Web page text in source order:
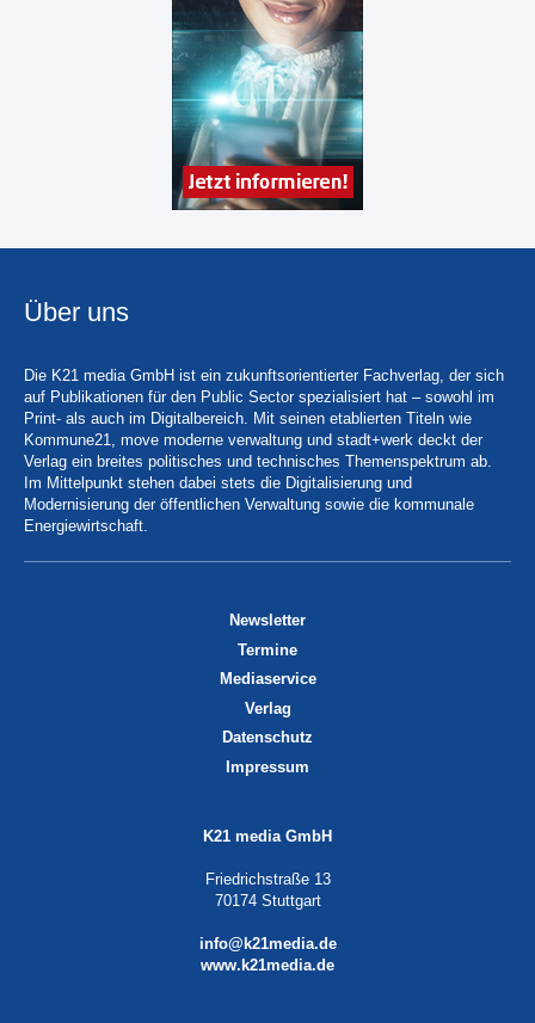
Über uns
Die K21 media GmbH ist ein zukunftsorientierter Fachverlag, der sich
auf Publikationen für den Public Sector spezialisiert hat – sowohl im
Print- als auch im Digitalbereich. Mit seinen etablierten Titeln wie
Kommune21, move moderne verwaltung und stadt+werk deckt der
Verlag ein breites politisches und technisches Themenspektrum ab.
Im Mittelpunkt stehen dabei stets die Digitalisierung und
Modernisierung der öffentlichen Verwaltung sowie die kommunale
Energiewirtschaft.
Newsletter
Termine
Mediaservice
Verlag
Datenschutz
Impressum
K21 media GmbH
Friedrichstraße 13
70174 Stuttgart
info@k21media.de
www.k21media.de